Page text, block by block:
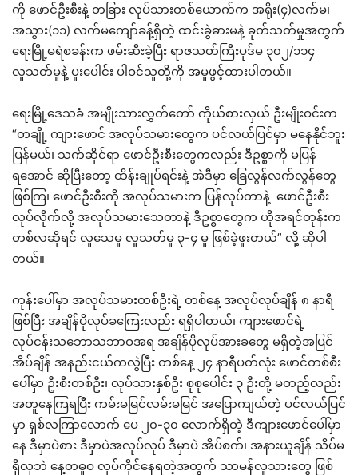
ကို ဖောင်ဦးစီးနဲ့ တခြား လုပ်သားတစ်ယောက်က အရိုး(၄)လက်မ၊
အသွား(၁၁) လက်မကျော်ခန့်ရှိတဲ့ ထင်းခွဲဓားမနဲ့ ခုတ်သတ်မှုအတွက်
ရေးမြို့မရဲစခန်းက ဖမ်းဆီးခဲ့ပြီး ရာဇသတ်ကြီးပုဒ်မ ၃၀၂/၁၁၄
လူသတ်မှုနဲ့ ပူးပေါင်း ပါဝင်သူတို့ကို အမှုဖွင့်ထားပါတယ်။
ရေးမြို့ဒေသခံ အမျိုးသားလွှတ်တော် ကိုယ်စားလှယ် ဦးမျိုးဝင်းက
“တချို့ ကျားဖောင် အလုပ်သမားတွေက ပင်လယ်ပြင်မှာ မနေနိုင်ဘူး
ပြန်မယ်၊ သက်ဆိုင်ရာ ဖောင်ဦးစီးတွေကလည်း ဒီဥစ္စာကို မပြန်
ရအောင် ဆိုပြီးတော့ ထိန်းချုပ်ရင်းနဲ့ အဲဒီမှာ ခြေလွန်လက်လွန်တွေ
ဖြစ်ကြ၊ ဖောင်ဦးစီးကို အလုပ်သမားက ပြန်လုပ်တာနဲ့ ဖောင်ဦးစီး
လုပ်လိုက်လို့ အလုပ်သမားသေတာနဲ့ ဒီဥစ္စာတွေက ဟိုအရင်တုန်းက
တစ်လဆိုရင် လူသေမှု လူသတ်မှု ၃-၄ မှု ဖြစ်ခဲ့ဖူးတယ်” လို့ ဆိုပါ
တယ်။
ကုန်းပေါ်မှာ အလုပ်သမားတစ်ဦးရဲ့ တစ်နေ့ အလုပ်လုပ်ချိန် ၈ နာရီ
ဖြစ်ပြီး အချိန်ပိုလုပ်ခကြေးလည်း ရရှိပါတယ်၊ ကျားဖောင်ရဲ့
လုပ်ငန်းသဘောသဘာဝအရ အချိန်ပိုလုပ်အားခတွေ မရှိတဲ့အပြင်
အိပ်ချိန် အနည်းငယ်ကလွဲပြီး တစ်နေ့ ၂၄ နာရီပတ်လုံး ဖောင်တစ်စီး
ပေါ်မှာ ဦးစီးတစ်ဦး၊ လုပ်သားနှစ်ဦး စုစုပေါင်း ၃ ဦးတို့ မတည့်လည်း
အတူနေကြရပြီး ကမ်းမမြင်လမ်းမမြင် အပြောကျယ်တဲ့ ပင်လယ်ပြင်
မှာ ရှစ်လကြာလောက် ပေ ၂၀-၃၀ လောက်ရှိတဲ့ ဒီကျားဖောင်ပေါ်မှာ
နေ ဒီမှာပဲစား ဒီမှာပဲအလုပ်လုပ် ဒီမှာပဲ အိပ်စက်၊ အနားယူချိန် သိပ်မ
ရှိလှဘဲ နေ့တဓူဝ လုပ်ကိုင်နေရတဲ့အတွက် သာမန်လူသားတွေ ဖြစ်